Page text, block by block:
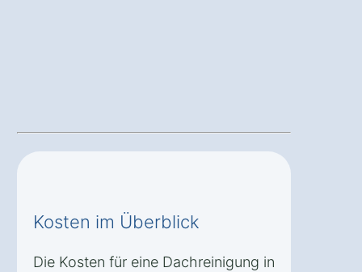
Kosten im Überblick
Die Kosten für eine Dachreinigung in